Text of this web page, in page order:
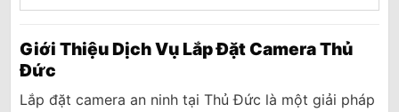
Giới Thiệu Dịch Vụ Lắp Đặt Camera Thủ
Đức
Lắp đặt camera an ninh tại Thủ Đức là một giải pháp